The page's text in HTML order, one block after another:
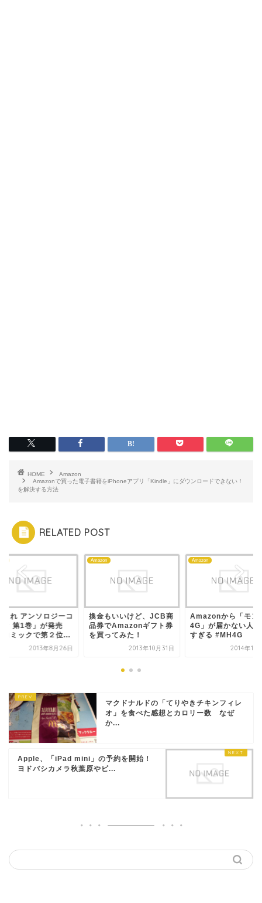
HOME
Amazon
Amazonで買った電子書籍をiPhoneアプリ「Kindle」にダウンロードできない！
を解決する方法
RELATED POST
これ アンソロジーコ
ク 第1巻」が発売
コミックで第２位...
2013年8月26日
Amazon
換金もいいけど、JCB商
品券でAmazonギフト券
を買ってみた！
2013年10月31日
Amazon
Amazonから「モン
4G」が届かない人
すぎる #MH4G
2014年10
マクドナルドの「てりやきチキンフィレ
オ」を食べた感想とカロリー数 なぜ
か...
Apple、「iPad mini」の予約を開始！
ヨドバシカメラ秋葉原やビ...